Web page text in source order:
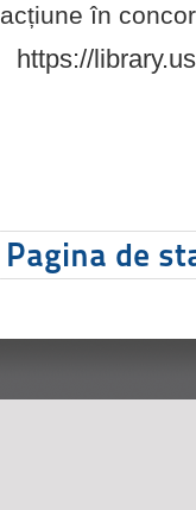
acțiune în
https://
Pagina de